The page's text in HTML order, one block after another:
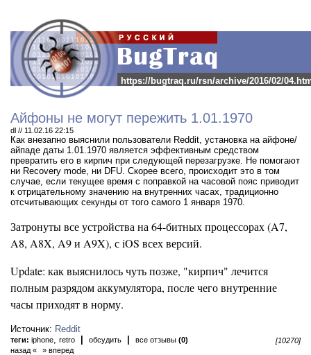
https://bugtraq.ru/rsn/archive/2016/02/
Айфоны не могут пережить 1.01.1970
dl // 11.02.16 22:15
Как внезапно выяснили пользователи Reddit, установка на айфоне/
айпаде даты 1.01.1970 является эффективным средством
превратить его в кирпич при следующей перезагрузке. Не помогают
ни Recovery mode, ни DFU. Скорее всего, происходит это в том
случае, если текущее время с поправкой на часовой пояс приводит
к отрицательному значению на внутренних часах, традиционно
отсчитывающих секунды от того самого 1 января 1970.
Затронуты все устройства на 64-битных процессорах (A7,
A8, A8X, A9 и A9X), с iOS всех версий.
Update: как выяснилось чуть позже, "кирпич" лечится
полным разрядом аккумулятора, после чего внутренние
часы приходят в норму.
Источник: Reddit
теги: iphone, retro обсудить все отзывы (0)
[10270]
назад «
» вперед